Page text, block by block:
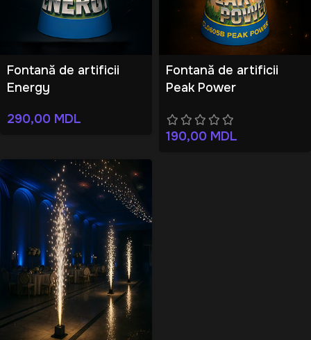
Fontană de artificii
Energy
290,00 MDL
Fontană de artificii
Peak Power
190,00 MDL